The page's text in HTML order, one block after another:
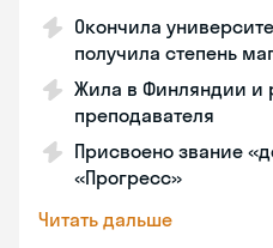
Окончила
получила степень
Жила в Финляндии и
преподавателя
Присвоено звание
«Прогресс»
Читать дальше